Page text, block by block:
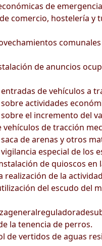
de
comercio, hostelería y
de anuncios
de vehículos a
actividades
el incremento del
de tracción
de arenas y otros
especial de los
de quioscos en
realización de la
del escudo del
la tenencia de perros.
de vertidos de aguas